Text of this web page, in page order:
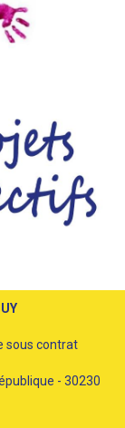
sous contrat
- 30230